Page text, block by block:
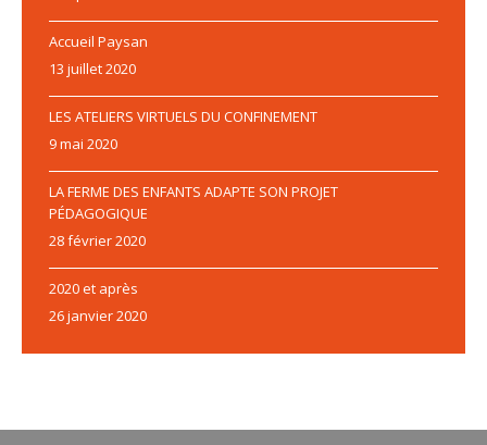
Accueil Paysan
13 juillet 2020
LES ATELIERS VIRTUELS DU CONFINEMENT
9 mai 2020
LA FERME DES ENFANTS ADAPTE SON PROJET
PÉDAGOGIQUE
28 février 2020
2020 et après
26 janvier 2020